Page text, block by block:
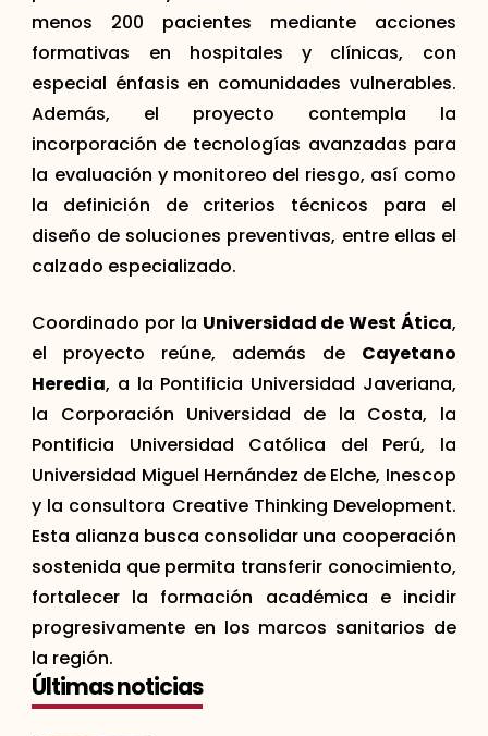
menos 200 pacientes mediante acciones
formativas en hospitales y clínicas, con
especial énfasis en comunidades vulnerables.
Además, el proyecto contempla la
incorporación de tecnologías avanzadas para
la evaluación y monitoreo del riesgo, así como
la definición de criterios técnicos para el
diseño de soluciones preventivas, entre ellas el
calzado especializado.
Coordinado por la Universidad de West Ática,
el proyecto reúne, además de Cayetano
Heredia, a la Pontificia Universidad Javeriana,
la Corporación Universidad de la Costa, la
Pontificia Universidad Católica del Perú, la
Universidad Miguel Hernández de Elche, Inescop
y la consultora Creative Thinking Development.
Esta alianza busca consolidar una cooperación
sostenida que permita transferir conocimiento,
fortalecer la formación académica e incidir
progresivamente en los marcos sanitarios de
la región.
Últimas noticias